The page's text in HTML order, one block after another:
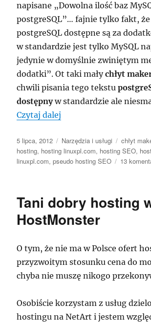
napisane „Dowolna ilość baz
postgreSQL”… fajnie tylko fakt,
postgreSQL dostępne są za
w standardzie jest tylko MySQL
jedynie w domyślnie zwiniętym
dodatki”. Ot taki małychłyt
chwili pisania tego tekstu
dostępnyw standardzie ale
Czytaj dalej
Data
publikacji
5 lipca, 2012 Kategorie
Narzędzia i usługi Tagi
chłyt
hosting, hosting linuxpl.com, hosting SEO,
linuxpl.com,pseudo hosting SEO 13
Tani dobry hosting
HostMonster
O tym, że nie ma w Polsce ofert
przyzwoitym stosunku cena do
chyba nie muszę nikogo
Osobiście korzystam z usług
hostingu na NetArt i jestem